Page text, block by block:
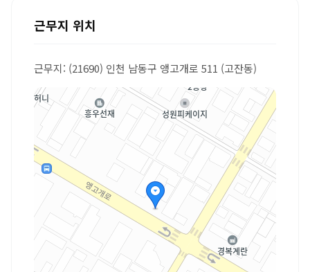
근무지 위치
근무지: (21690) 인천 남동구 앵고개로 511 (고잔동)